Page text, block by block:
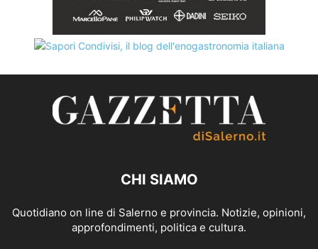
CHI SIAMO
Quotidiano on line di Salerno e provincia. Notizie, opinioni,
approfondimenti, politica e cultura.